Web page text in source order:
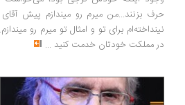
بزنند...من میرم رو میندازم پیش آقای
برای تو و امثال تو میرم رو میندازم... به
مملکت خودتان خدمت کنید...